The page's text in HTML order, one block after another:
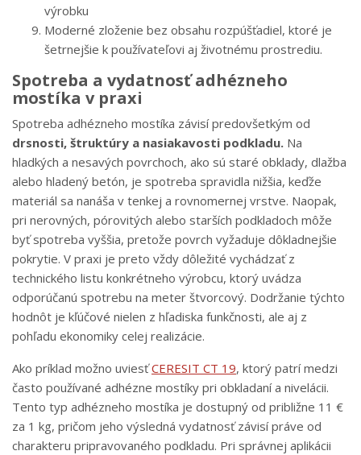
výrobku
Moderné zloženie bez obsahu rozpúšťadiel, ktoré je
šetrnejšie k používateľovi aj životnému prostrediu.
Spotreba a vydatnosť adhézneho
mostíka v praxi
Spotreba adhézneho mostíka závisí predovšetkým od
drsnosti, štruktúry a nasiakavosti podkladu. Na
hladkých a nesavých povrchoch, ako sú staré obklady, dlažba
alebo hladený betón, je spotreba spravidla nižšia, keďže
materiál sa nanáša v tenkej a rovnomernej vrstve. Naopak,
pri nerovných, pórovitých alebo starších podkladoch môže
byť spotreba vyššia, pretože povrch vyžaduje dôkladnejšie
pokrytie. V praxi je preto vždy dôležité vychádzať z
technického listu konkrétneho výrobcu, ktorý uvádza
odporúčanú spotrebu na meter štvorcový. Dodržanie týchto
hodnôt je kľúčové nielen z hľadiska funkčnosti, ale aj z
pohľadu ekonomiky celej realizácie.
Ako príklad možno uviesťCERESIT CT 19, ktorý patrí medzi
často používané adhézne mostíky pri obkladaní a nivelácii.
Tento typ adhézneho mostíka je dostupný od približne 11 €
za 1 kg, pričom jeho výsledná vydatnosť závisí práve od
charakteru pripravovaného podkladu. Pri správnej aplikácii